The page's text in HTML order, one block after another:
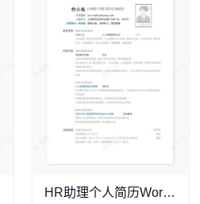
HR助理个人简历Word模板